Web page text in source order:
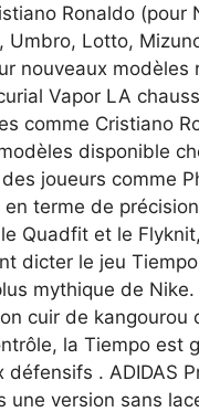
Ronaldo (pour
Umbro, Lotto,
nouveaux
Vapor LA
comme Cristiano
disponible
joueurs comme
terme de
Quadfit et le
dicter le jeu Tiempo
mythique de
cuir de
la Tiempo est
. ADIDAS
une version sans